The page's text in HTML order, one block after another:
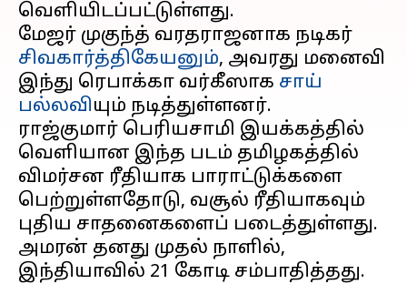
வெளியிடப்பட்டுள்ளது.
மேஜர் முகுந்த் வரதராஜனாக நடிகர்
சிவகார்த்திகேயனும், அவரது மனைவி
இந்து ரெபாக்கா வர்கீஸாக சாய்
பல்லவியும் நடித்துள்ளனர்.
ராஜ்குமார் பெரியசாமி இயக்கத்தில்
வெளியான இந்த படம் தமிழகத்தில்
விமர்சன ரீதியாக பாராட்டுக்களை
பெற்றுள்ளதோடு, வசூல் ரீதியாகவும்
புதிய சாதனைகளைப் படைத்துள்ளது.
அமரன் தனது முதல் நாளில்,
இந்தியாவில் ₹21 கோடி சம்பாதித்தது.